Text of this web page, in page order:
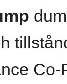
Co-